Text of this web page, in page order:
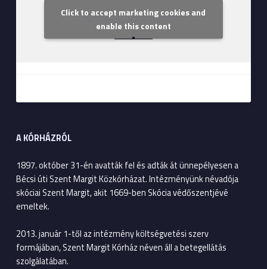
Szent Margit Kórház
Click to accept marketing cookies and
enable this content
A KÓRHÁZRÓL
1897. október 31-én avatták fel és adták át ünnepélyesen a
Bécsi úti Szent Margit Közkórházat. Intézményünk névadója
skóciai Szent Margit, akit 1669-ben Skócia védőszentjévé
emeltek.
2013. január 1-től az intézmény költségvetési szerv
formájában, Szent Margit Kórház néven áll a betegellátás
szolgálatában.